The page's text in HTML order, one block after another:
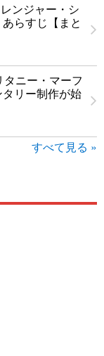
ンジャー・シ
らすじ【まと
ニー・マーフ
リー制作が始
すべて見る »